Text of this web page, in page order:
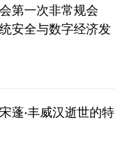
第一次非常规会
安全与数字经济发
蓬·丰威汉逝世的特